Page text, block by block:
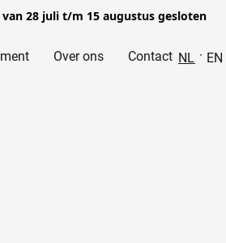
28 juli t/m 15 augustus gesloten
Over ons Contact NL EN